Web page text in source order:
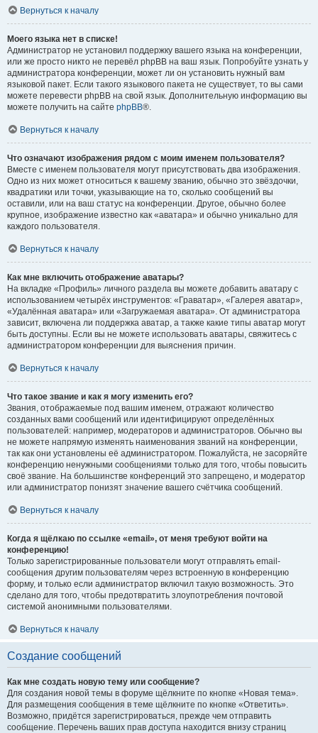
Вернуться к началу
Моего языка нет в списке!
Администратор не установил поддержку вашего языка на конференции,
или же просто никто не перевёл phpBB на ваш язык. Попробуйте узнать у
администратора конференции, может ли он установить нужный вам
языковой пакет. Если такого языкового пакета не существует, то вы сами
можете перевести phpBB на свой язык. Дополнительную информацию вы
можете получить на сайте phpBB®.
Вернуться к началу
Что означают изображения рядом с моим именем пользователя?
Вместе с именем пользователя могут присутствовать два изображения.
Одно из них может относиться к вашему званию, обычно это звёздочки,
квадратики или точки, указывающие на то, сколько сообщений вы
оставили, или на ваш статус на конференции. Другое, обычно более
крупное, изображение известно как «аватара» и обычно уникально для
каждого пользователя.
Вернуться к началу
Как мне включить отображение аватары?
На вкладке «Профиль» личного раздела вы можете добавить аватару с
использованием четырёх инструментов: «Граватар», «Галерея аватар»,
«Удалённая аватара» или «Загружаемая аватара». От администратора
зависит, включена ли поддержка аватар, а также какие типы аватар могут
быть доступны. Если вы не можете использовать аватары, свяжитесь с
администратором конференции для выяснения причин.
Вернуться к началу
Что такое звание и как я могу изменить его?
Звания, отображаемые под вашим именем, отражают количество
созданных вами сообщений или идентифицируют определённых
пользователей: например, модераторов и администраторов. Обычно вы
не можете напрямую изменять наименования званий на конференции,
так как они установлены её администратором. Пожалуйста, не засоряйте
конференцию ненужными сообщениями только для того, чтобы повысить
своё звание. На большинстве конференций это запрещено, и модератор
или администратор понизят значение вашего счётчика сообщений.
Вернуться к началу
Когда я щёлкаю по ссылке «email», от меня требуют войти на
конференцию!
Только зарегистрированные пользователи могут отправлять email-
сообщения другим пользователям через встроенную в конференцию
форму, и только если администратор включил такую возможность. Это
сделано для того, чтобы предотвратить злоупотребления почтовой
системой анонимными пользователями.
Вернуться к началу
Создание сообщений
Как мне создать новую тему или сообщение?
Для создания новой темы в форуме щёлкните по кнопке «Новая тема».
Для размещения сообщения в теме щёлкните по кнопке «Ответить».
Возможно, придётся зарегистрироваться, прежде чем отправить
сообщение. Перечень ваших прав доступа находится внизу страниц